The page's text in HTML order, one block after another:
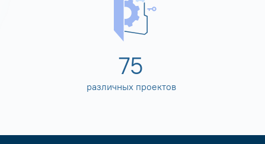
80
различных проектов